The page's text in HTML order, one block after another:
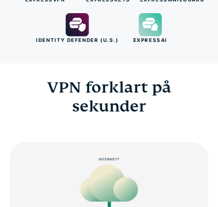
IDENTITY DEFENDER (U.S.) EXPRESSAI
VPN forklart på
sekunder